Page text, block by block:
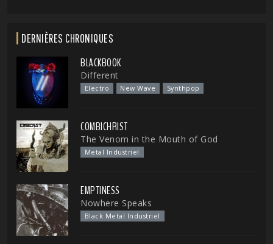
DERNIÈRES CHRONIQUES
BLACKBOOK
Different
Electro New Wave Synthpop
COMBICHRIST
The Venom in the Mouth of God
Metal Industriel
EMPTINESS
Nowhere Speaks
Black Metal Industriel